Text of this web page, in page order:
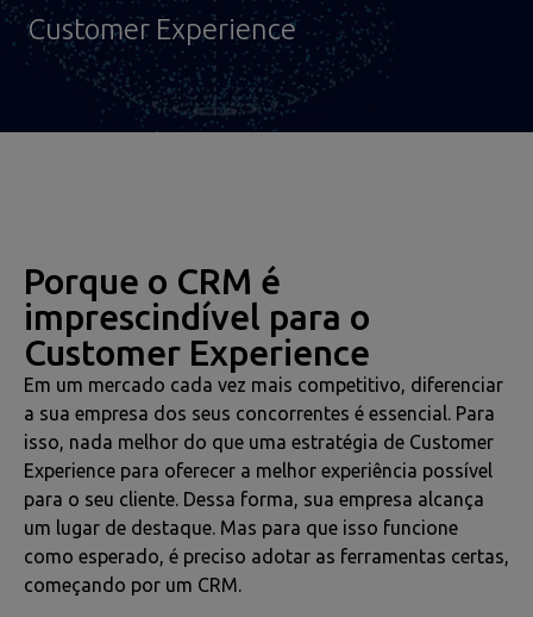
Customer Experience
Porque o CRM é
imprescindível para o
Customer Experience
Em um mercado cada vez mais competitivo, diferenciar
a sua empresa dos seus concorrentes é essencial. Para
isso, nada melhor do que uma estratégia de Customer
Experience para oferecer a melhor experiência possível
para o seu cliente. Dessa forma, sua empresa alcança
um lugar de destaque. Mas para que isso funcione
como esperado, é preciso adotar as ferramentas certas,
começando por um CRM.